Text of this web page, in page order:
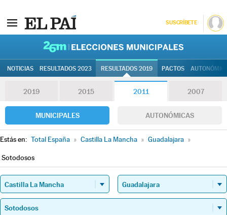
SUSCRÍBETE
NOTICIAS RESULTADOS 2023 RESULTADOS 2019 PACTOS
2019 2015 2011 2007
MUNICIPALES AUTONÓMICAS
Estás en: Total España » Castilla La Mancha » Guadalajara »
Sotodosos